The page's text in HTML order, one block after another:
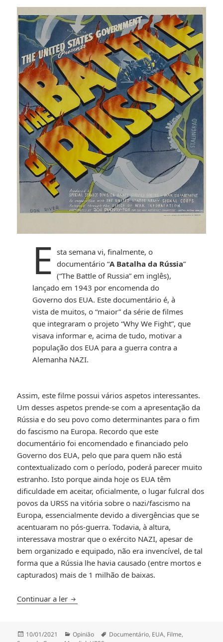
E sta semana vi, finalmente, o
documentário “A Batalha da Rússia”
(“The Battle of Russia” em inglês),
lançado em 1943 por encomenda do
Governo dos EUA. Este documentário é, à
vista de muitos, o “maior” da série de filmes
que integraram o projeto “Why We Fight”, que
visava informar e, acima de tudo, motivar a
população dos EUA para a guerra contra a
Alemanha NAZI.
Assim, este filme possui vários aspetos interessantes.
Um desses aspetos prende-se com a apresentação da
Rússia e do seu povo como determinantes para o fim
do fascismo na Europa. Recordo que este
documentário foi encomendado e financiado pelo
Governo dos EUA, pelo que para quem não está
contextualizado com o período, poderá parecer muito
estranho. Isto porque ainda hoje os EUA têm
dificuldade em aceitar, oficialmente, o lugar fulcral dos
povos da URSS na vitória sobre o nazi/fascismo na
Europa, essencialmente devido a divergências que se
acentuaram no pós-guerra. Todavia, à altura,
interessava mostrar que o exército NAZI, apesar de
bem organizado e equipado, não era invencível, de tal
forma que a Rússia lhe havia causado (entre mortos e
capturados) mais de 1 milhão de baixas.
Continuar a ler A Batalha da Rússia (1943)
Publicado
10/01/2021 Categorias
Opinião Etiquetas
Documentário, EUA, Filme,